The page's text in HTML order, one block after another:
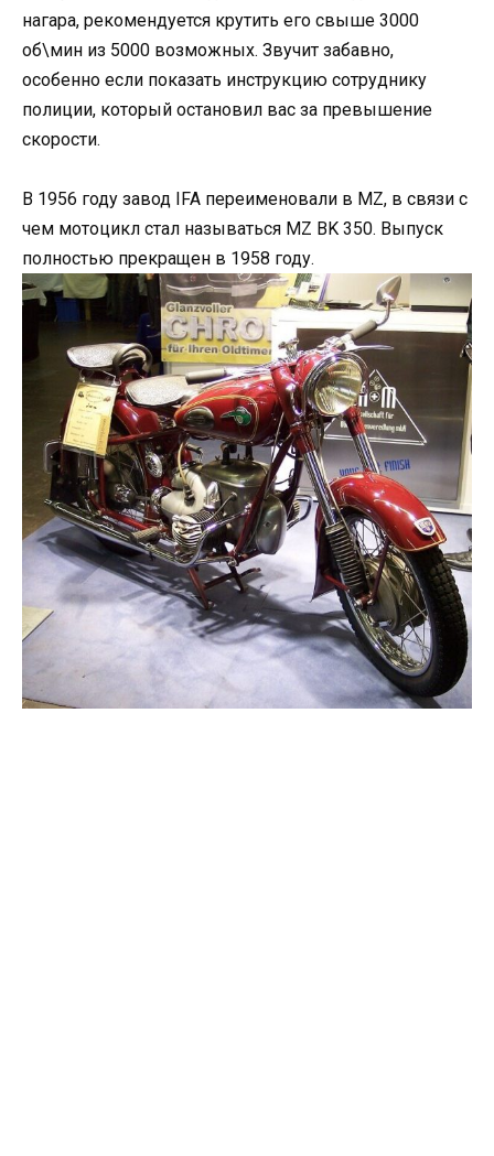
нагара, рекомендуется крутить его свыше 3000
об\мин из 5000 возможных. Звучит забавно,
особенно если показать инструкцию сотруднику
полиции, который остановил вас за превышение
скорости.
В 1956 году завод IFA переименовали в MZ, в связи с
чем мотоцикл стал называться MZ BK 350. Выпуск
полностью прекращен в 1958 году.